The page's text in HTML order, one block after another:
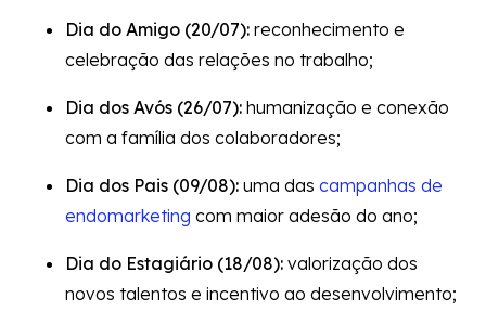
Dia do Amigo (20/07): reconhecimento e
celebração das relações no trabalho;
Dia dos Avós (26/07): humanização e conexão
com a família dos colaboradores;
Dia dos Pais (09/08): uma das campanhas de
endomarketing com maior adesão do ano;
Dia do Estagiário (18/08): valorização dos
novos talentos e incentivo ao desenvolvimento;